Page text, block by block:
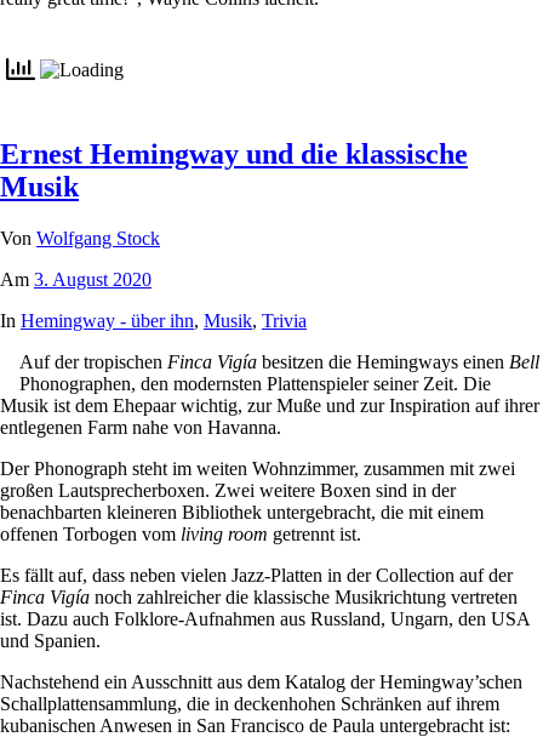
Ernest Hemingway und die klassische
Musik
Von Wolfgang Stock
Am 3. August 2020
In Hemingway - über ihn, Musik, Trivia
Auf der tropischen Finca Vigía besitzen die Hemingways einen Bell
Phonographen, den modernsten Plattenspieler seiner Zeit. Die
Musik ist dem Ehepaar wichtig, zur Muße und zur Inspiration auf ihrer
entlegenen Farm nahe von Havanna.
Der Phonograph steht im weiten Wohnzimmer, zusammen mit zwei
großen Lautsprecherboxen. Zwei weitere Boxen sind in der
benachbarten kleineren Bibliothek untergebracht, die mit einem
offenen Torbogen vom living room getrennt ist.
Es fällt auf, dass neben vielen Jazz-Platten in der Collection auf der
Finca Vigía noch zahlreicher die klassische Musikrichtung vertreten
ist. Dazu auch Folklore-Aufnahmen aus Russland, Ungarn, den USA
und Spanien.
Nachstehend ein Ausschnitt aus dem Katalog der Hemingway’schen
Schallplattensammlung, die in deckenhohen Schränken auf ihrem
kubanischen Anwesen in San Francisco de Paula untergebracht ist: